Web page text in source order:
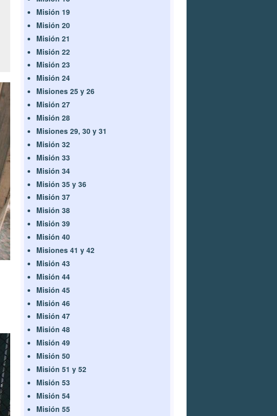
Misión 19
Misión 20
Misión 21
Misión 22
Misión 23
Misión 24
Misiones 25 y 26
Misión 27
Misión 28
Misiones 29, 30 y 31
Misión 32
Misión 33
Misión 34
Misión 35 y 36
Misión 37
Misión 38
Misión 39
Misión 40
Misiones 41 y 42
Misión 43
Misión 44
Misión 45
Misión 46
Misión 47
Misión 48
Misión 49
Misión 50
Misión 51 y 52
Misión 53
Misión 54
Misión 55